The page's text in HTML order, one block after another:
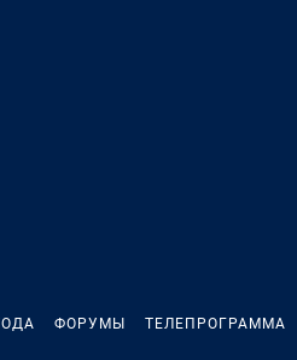
ФОРУМЫ ТЕЛЕПРОГРАММА